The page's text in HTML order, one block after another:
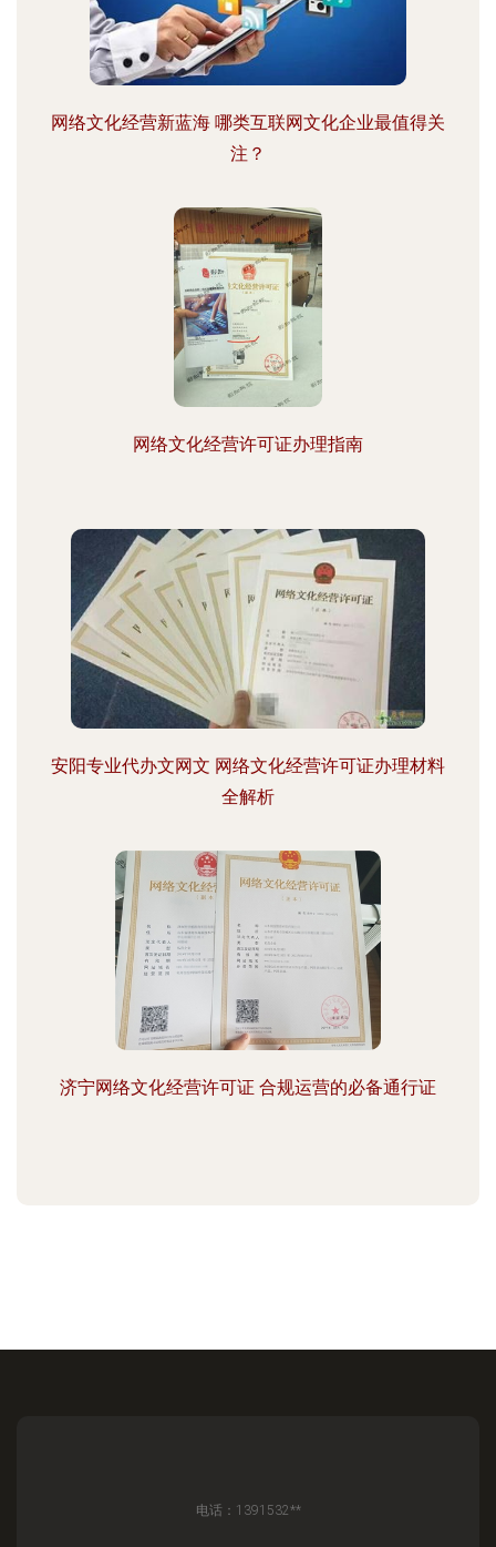
网络文化经营新蓝海 哪类互联网文化企业最值得关
注？
网络文化经营许可证办理指南
安阳专业代办文网文 网络文化经营许可证办理材料
全解析
济宁网络文化经营许可证 合规运营的必备通行证
电话：1391532**